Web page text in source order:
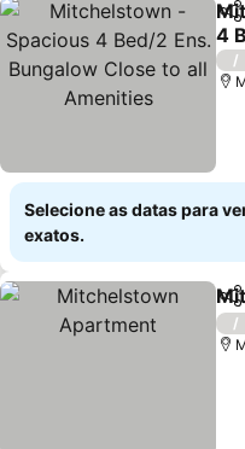
4
/
Selecione as datas para
exatos.
/